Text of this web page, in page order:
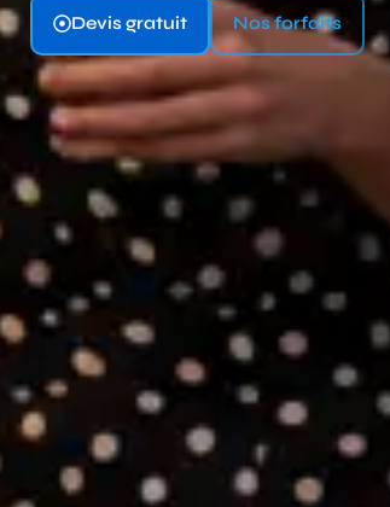
Devis gratuit Nos forfaits